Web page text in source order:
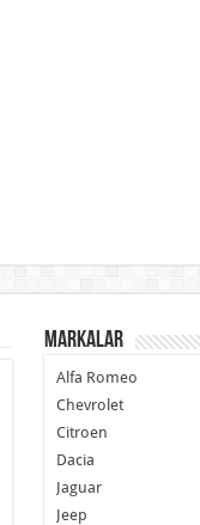
Markalar
Alfa Romeo
Chevrolet
Citroen
Dacia
Jaguar
Jeep